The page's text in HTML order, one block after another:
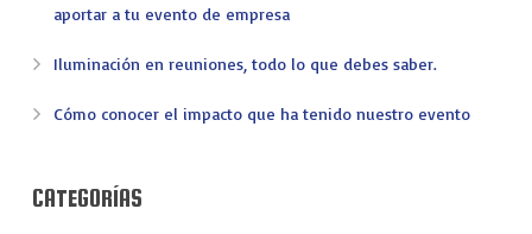
aportar a tu evento de empresa
Iluminación en reuniones, todo lo que debes saber.
Cómo conocer el impacto que ha tenido nuestro evento
CATEGORÍAS